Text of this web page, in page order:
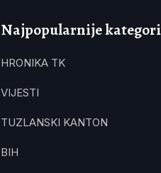
Najpopularnije
HRONIKA TK
VIJESTI
TUZLANSKI KANTON
BIH